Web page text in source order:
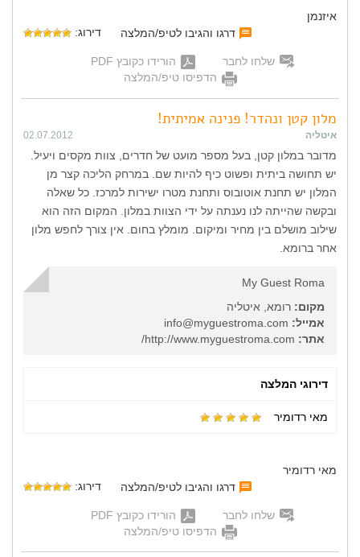
איזנמן
דרגו והגיבו לטיפ/המלצה
דירוג:
שלחו לחבר
הורידו כקובץ PDF
הדפיסו טיפ/המלצה
מלון קטן ונהדר! פנינה אמיתית!
איטליה 02.07.2012
מדובר במלון קטן, בעל מספר מועט של חדרים, צוות מקסים ויעיל.
יש תחושה ביתית ופשוט כיף להיות שם. במרחק הליכה קצר מן
המלון יש תחנת אוטובוס ותחנת מטרו ישירות למרכז. כל שאלה
ובקשה שהייתה לנו נענתה על ידי הצוות במלון. המקום הזה הוא
שילוב מושלם בין מחיר ומיקום. מומלץ בחום. אין צורך לחפש מלון
אחר ברומא.
My Guest Roma
מקום: רומא, איטליה
אמייל:
אתר:
דירוגי המלצה
מאי רדומיר
מאי רדומיר
דרגו והגיבו לטיפ/המלצה
דירוג:
שלחו לחבר
הורידו כקובץ PDF
הדפיסו טיפ/המלצה